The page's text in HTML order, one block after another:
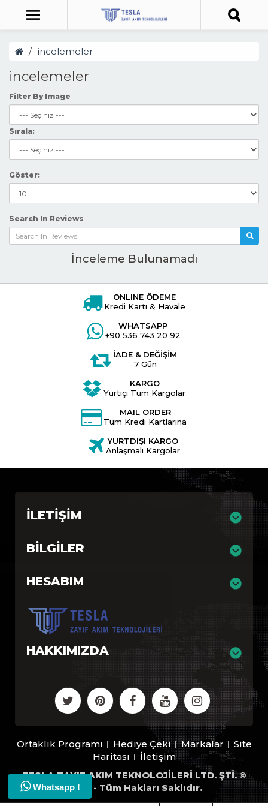
incelemeler
incelemeler
Filter By Image
Sırala:
Göster:
Search In Reviews
İnceleme Bulunamadı
Whatsapp !
ONLINE ÖDEME
Kredi Kartı & Havale
WHATSAPP
+90 536 743 20 92
İADE & DEĞİŞİM
7 Gün
KARGO
Yurtiçi Tüm Kargolar
MAIL ORDER
Tüm Kredi Kartlarına
YURTDIŞI KARGO
Anlaşmalı Kargolar
İLETIŞIM
BILGILER
HESABIM
HAKKIMIZDA
Ortaklık Programı Hediye Çeki Markalar
Site
Haritası
İletişim
TESLA ZAYIF AKIM TEKNOLOJİLERİ LTD. ŞTİ. ©
2026 - Tüm Hakları Saklıdır.